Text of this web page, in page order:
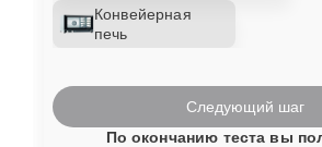
Конвейерная
печь
Следующий шаг
По окончанию теста вы